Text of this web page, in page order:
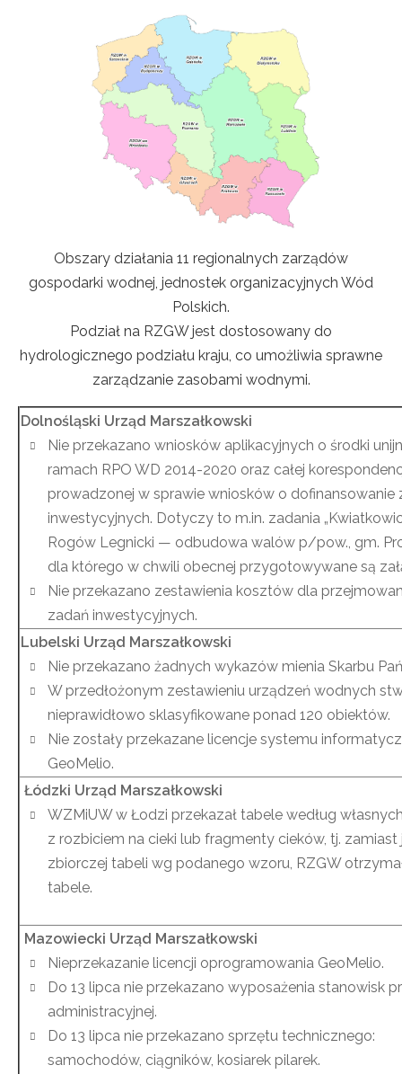
Obszary działania 11 regionalnych zarządów
gospodarki wodnej, jednostek organizacyjnych Wód
Polskich.
Podział na RZGW jest dostosowany do
hydrologicznego podziału kraju, co umożliwia sprawne
zarządzanie zasobami wodnymi.
Dolnośląski Urząd Marszałkowski
Nie przekazano wniosków aplikacyjnych o środki
ramach RPO WD 2014-2020 oraz całej
prowadzonej w sprawie wniosków o dofinansowanie
inwestycyjnych. Dotyczy to m.in. zadania
Rogów Legnicki — odbudowa walów p/pow., gm.
dla którego w chwili obecnej przygotowywane są
Nie przekazano zestawienia kosztów dla
zadań inwestycyjnych.
Lubelski Urząd Marszałkowski
Nie przekazano żadnych wykazów mienia Skarbu
W przedłożonym zestawieniu urządzeń wodnych
nieprawidłowo sklasyfikowane ponad 120 obiektów.
Nie zostały przekazane licencje systemu
GeoMelio.
Łódzki Urząd Marszałkowski
WZMiUW w Łodzi przekazał tabele według
z rozbiciem na cieki lub fragmenty cieków, tj. zamiast
zbiorczej tabeli wg podanego wzoru, RZGW
tabele.
Mazowiecki Urząd Marszałkowski
Nieprzekazanie licencji oprogramowania GeoMelio.
Do 13 lipca nie przekazano wyposażenia stanowisk
administracyjnej.
Do 13 lipca nie przekazano sprzętu technicznego:
samochodów, ciągników, kosiarek pilarek.